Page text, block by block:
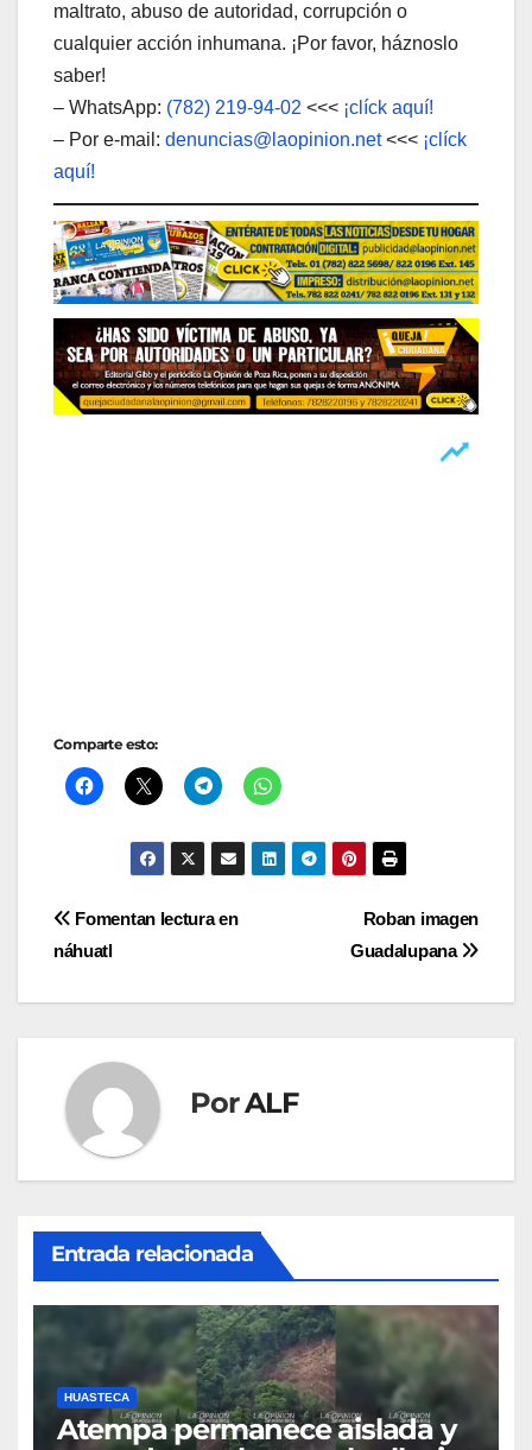
maltrato, abuso de autoridad, corrupción o
cualquier acción inhumana. ¡Por favor, háznoslo
saber!
– WhatsApp: (782) 219-94-02 <<< ¡clíck aquí!
– Por e-mail: denuncias@laopinion.net<<< ¡clíck
aquí!
Comparte esto:
Navegación
Roban imagen
Guadalupana
Fomentan lectura en
náhuatl
PorALF
Entrada relacionada
HUASTECA
Atempa permanece aislada y